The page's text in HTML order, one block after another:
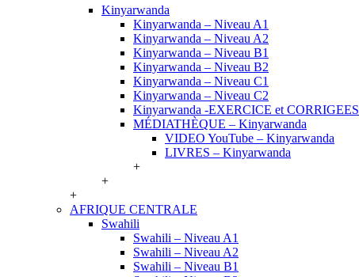
Kinyarwanda
Kinyarwanda – Niveau A1
Kinyarwanda – Niveau A2
Kinyarwanda – Niveau B1
Kinyarwanda – Niveau B2
Kinyarwanda – Niveau C1
Kinyarwanda – Niveau C2
Kinyarwanda -EXERCICE et CORRIGEES
MÉDIATHÈQUE – Kinyarwanda
VIDEO YouTube – Kinyarwanda
LIVRES – Kinyarwanda
+
+
+
AFRIQUE CENTRALE
Swahili
Swahili – Niveau A1
Swahili – Niveau A2
Swahili – Niveau B1